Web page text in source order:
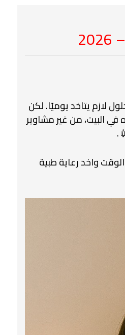
لازم يتاخد يوميًا. لكن
البيت، من غير مشاوير
واخد رعاية طبية